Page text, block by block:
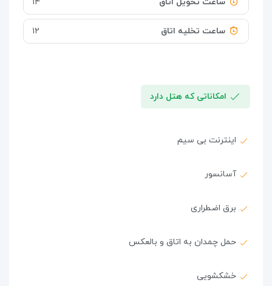
ساعت تخلیه اتاق ۱۲
امکاناتی که هتل دارد
اینترنت بی سیم
آسانسور
برق اضطراری
حمل چمدان به اتاق و بالعکس
خشکشویی